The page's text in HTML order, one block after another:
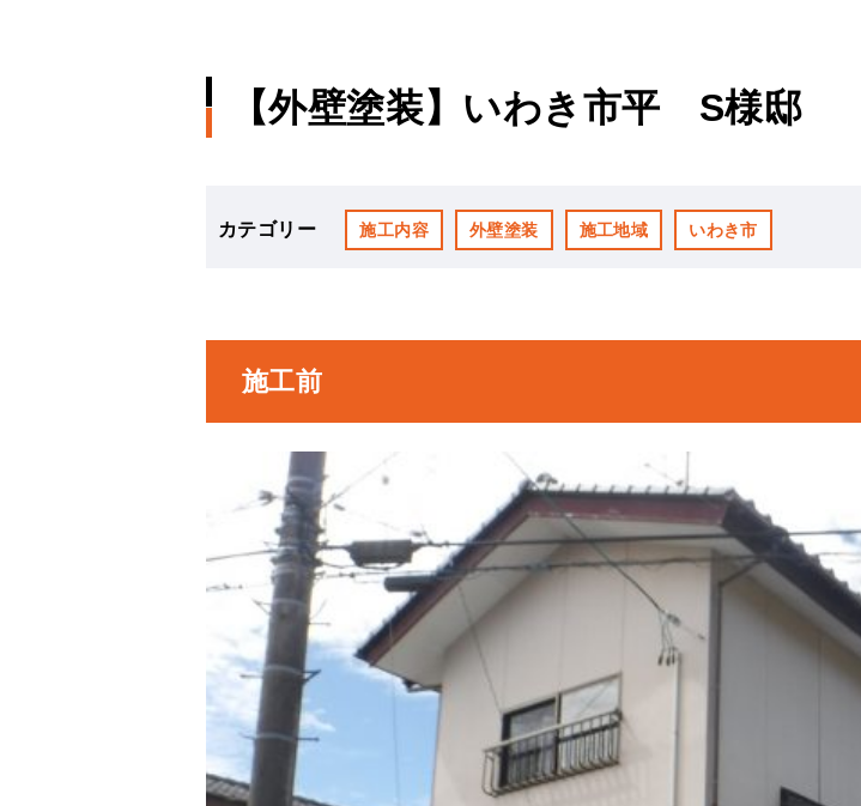
【外壁塗装】いわき市平 S様邸
カテゴリー 施工内容 外壁塗装 施工地域 いわき市
施工前